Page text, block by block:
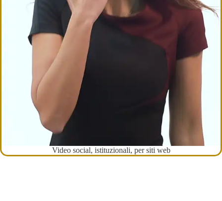
Video social, istituzionali, per siti web